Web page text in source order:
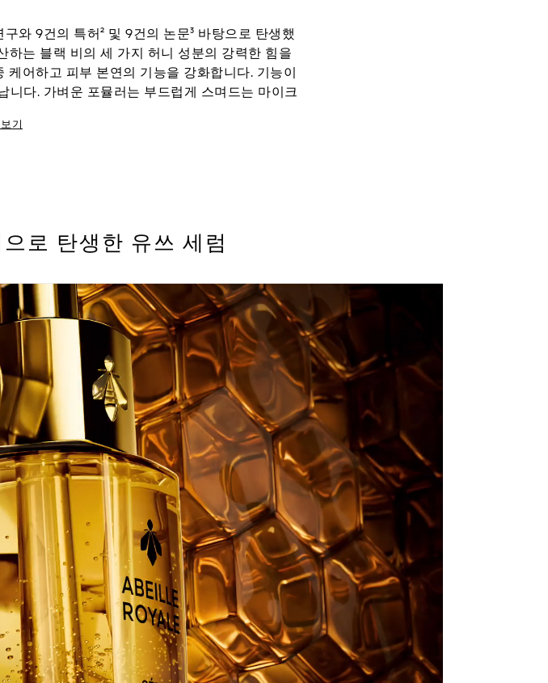
와 9건의 특허² 및 9건의 논문³ 바탕으로 탄생했
하는 블랙 비의 세 가지 허니 성분의 강력한 힘을
어하고 피부 본연의 기능을 강화합니다. 기능이
니다. 가벼운 포뮬러는 부드럽게 스며드는 마이크
기
로 탄생한 유쓰 세럼